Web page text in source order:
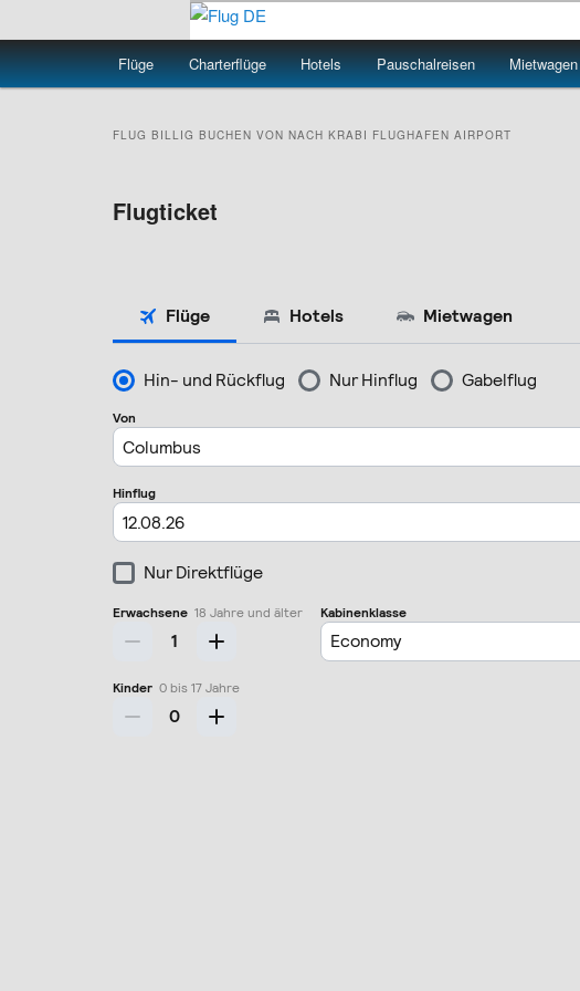
primären
Inhalt
springen
sekundären
Inhalt
springen
Flug DE
Hauptmenü Flüge Charterflüge Hotels Pauschalreisen Mietwagen
FLUG BILLIG BUCHEN VON NACHKRABI FLUGHAFEN AIRPORT
Flugticket